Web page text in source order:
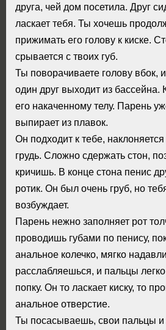
друга, чей дом посетила. Друг
ласкает тебя. Ты хочешь
прижимать его голову к киске.
срывается с твоих губ.
Ты поворачиваете голову вбок,
один друг выходит из бассейна.
его накаченному телу. Парень
выпирает из плавок.
Он подходит к тебе,
грудь. Сложно сдержать стон,
кричишь. В конце стона пенис
ротик. Он был очень груб, но
возбуждает.
Парень нежно заполняет рот
проводишь губами по пенису,
анальное колечко, мягко
расслабляешься, и пальцы
попку. Он то ласкает киску, то
анальное отверстие.
Ты посасываешь, свои пальцы и